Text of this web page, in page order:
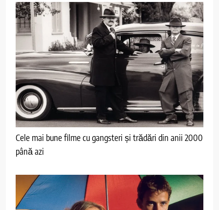
Cele mai bune filme cu gangsteri și trădări din anii 2000
până azi